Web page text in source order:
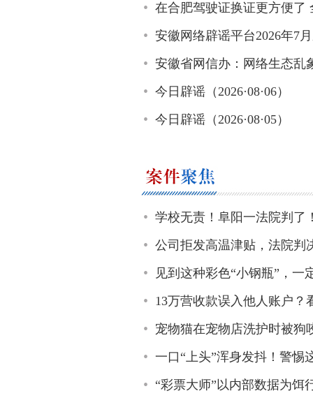
在合肥驾驶证换证更方便了
安徽网络辟谣平台2026年7
安徽省网信办：网络生态乱
今日辟谣（2026·08·06）
今日辟谣（2026·08·05）
学校无责！阜阳一法院判了
公司拒发高温津贴，法院判
见到这种彩色“小钢瓶”，一
13万营收款误入他人账户？
宠物猫在宠物店洗护时被狗
一口“上头”浑身发抖！警惕
“彩票大师”以内部数据为饵